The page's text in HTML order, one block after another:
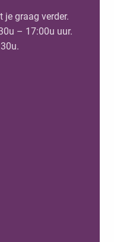
graag verder.
– 17:00u uur.